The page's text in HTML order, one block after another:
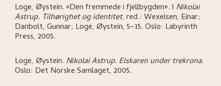
Loge, Øystein.«Den fremmede i fjellbygden». I Nikolai
Astrup. Tilhørighet og identitet, red.: Wexelsen, Einar;
Danbolt, Gunnar; Loge, Øystein, 5–15.Oslo: Labyrinth
Press, 2005.
Loge, Øystein. Nikolai Astrup. Elskaren under trekrona.
Oslo: Det Norske Samlaget, 2005.